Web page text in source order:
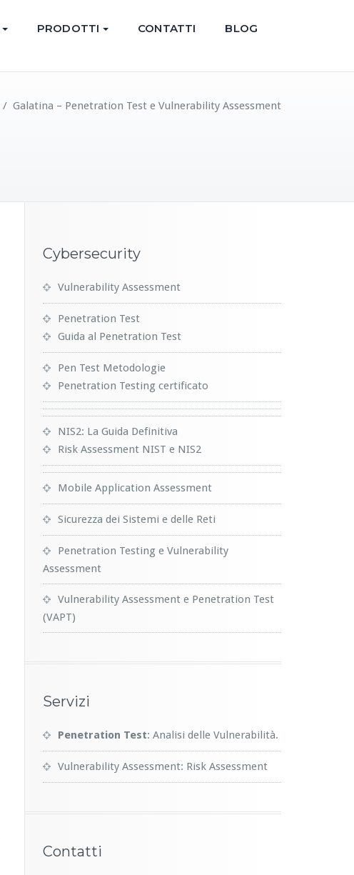
PRODOTTI CONTATTI BLOG
/ Galatina – Penetration Test e Vulnerability Assessment
Cybersecurity
Vulnerability Assessment
Penetration Test
Guida al Penetration Test
Pen Test Metodologie
Penetration Testing certificato
NIS2: La Guida Definitiva
Risk Assessment NIST e NIS2
Mobile Application Assessment
Sicurezza dei Sistemi e delle Reti
Penetration Testing e Vulnerability
Assessment
Vulnerability Assessment e Penetration Test
(VAPT)
Servizi
Penetration Test: Analisi delle Vulnerabilità.
Vulnerability Assessment: Risk Assessment
Contatti